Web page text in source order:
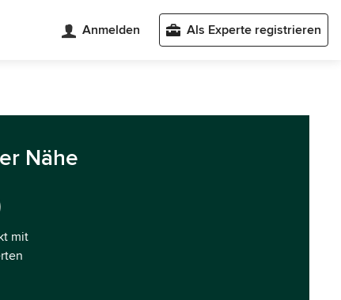
Anmelden Als Experte registrieren
Nähe
mit